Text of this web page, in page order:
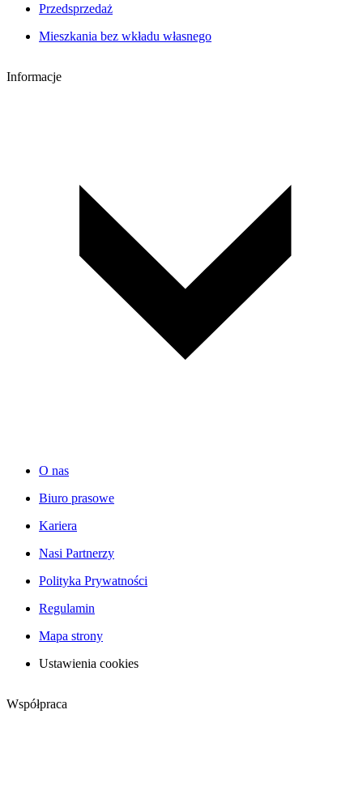
Przedsprzedaż
Mieszkania bez wkładu własnego
Informacje
O nas
Biuro prasowe
Kariera
Nasi Partnerzy
Polityka Prywatności
Regulamin
Mapa strony
Ustawienia cookies
Współpraca